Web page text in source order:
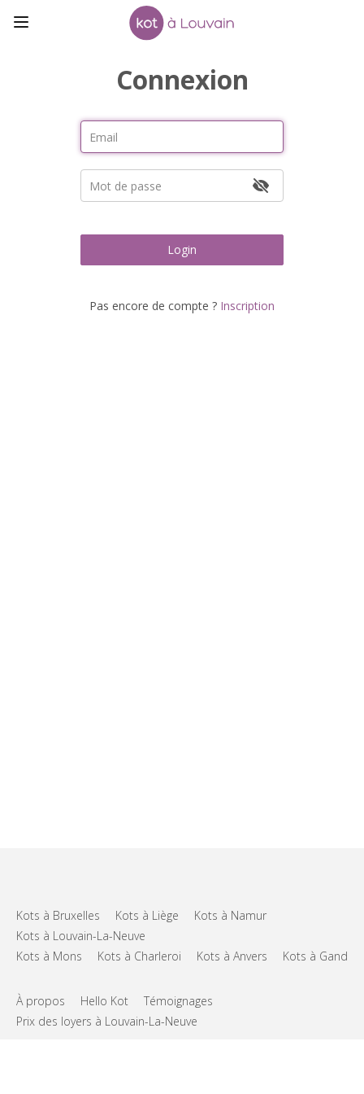
Connexion
Login
Pas encore de compte ? Inscription
Kots à Bruxelles Kots à Liège
Kots à Namur
Kots à Louvain-La-Neuve
Kots à Mons
Kots à Charleroi Kots à Anvers Kots à Gand
À propos Hello Kot
Témoignages
Prix des loyers à Louvain-La-Neuve